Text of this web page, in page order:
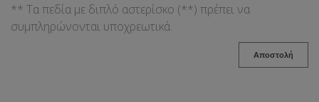
** Τα πεδία με διπλό αστερίσκο (**) πρέπει να
συμπληρώνονται υποχρεωτικά.